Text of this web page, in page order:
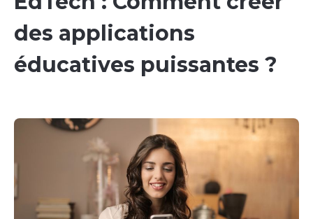
des applications
éducatives puissantes ?